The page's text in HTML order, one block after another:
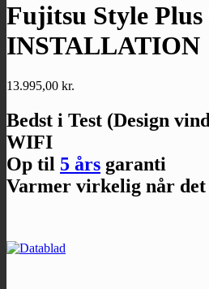
Fujitsu Style
INSTALLATION
13.995,00 kr.
Bedst i Test (Design
WIFI
Op til 5 års garanti
Varmer virkelig når